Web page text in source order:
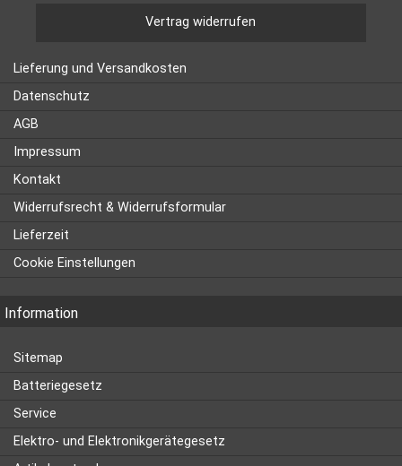
Vertrag widerrufen
Lieferung und Versandkosten
Datenschutz
AGB
Impressum
Kontakt
Widerrufsrecht & Widerrufsformular
Lieferzeit
Cookie Einstellungen
Information
Sitemap
Batteriegesetz
Service
Elektro- und Elektronikgerätegesetz